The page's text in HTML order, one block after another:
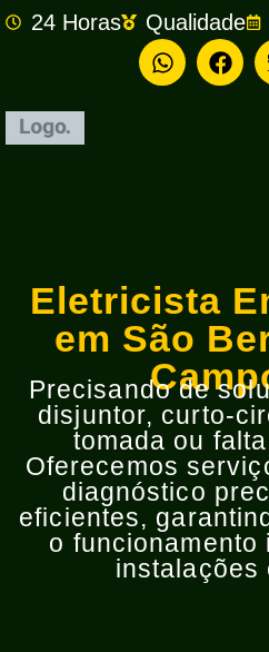
24 Horas Qualidade
Eletricista
em São
Precisando de
disjuntor, curto-
tomada ou
Oferecemos
diagnóstico
eficientes,
o funcionamento
instalações